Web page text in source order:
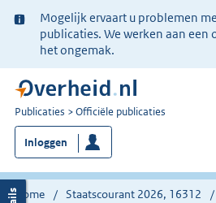
Ter
informatie:
Mogelijk ervaart u problemen
publicaties. We werken aan een
het ongemak.
U
bent
nu
hier:
Publicaties Officiële publicaties
Inloggen
Home Staatscourant 2026, 16312